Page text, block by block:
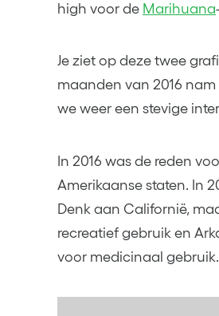
high voor de Marihuana
Je ziet op deze twee
maanden van 2016
we weer een stevige
In 2016 was de reden
Amerikaanse staten. In
Denk aan Californië,
recreatief gebruik en
voor medicinaal gebruik.